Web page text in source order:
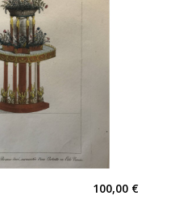
100,00 €